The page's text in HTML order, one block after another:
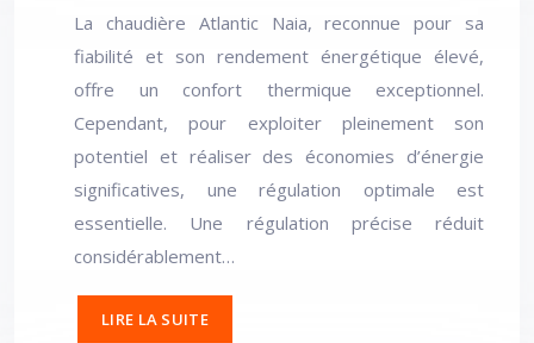
La chaudière Atlantic Naia, reconnue pour sa
fiabilité et son rendement énergétique élevé,
offre un confort thermique exceptionnel.
Cependant, pour exploiter pleinement son
potentiel et réaliser des économies d’énergie
significatives, une régulation optimale est
essentielle. Une régulation précise réduit
considérablement…
LIRE LA SUITE